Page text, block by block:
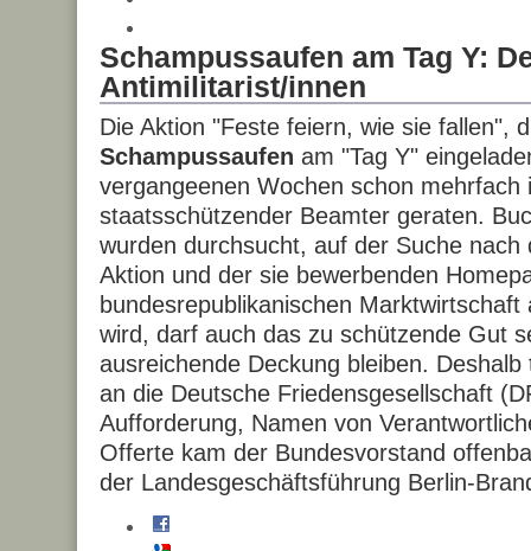
Schampussaufen am Tag Y:
Antimilitarist/innen
Die Aktion "Feste feiern, wie sie fallen",
Schampussaufen am "Tag Y"
vergangeenen Wochen schon mehrfach
staatsschützender Beamter geraten.
wurden durchsucht, auf der Suche nach
Aktion und der sie bewerbenden
bundesrepublikanischen
wird, darf auch das zu schützende Gut
ausreichende Deckung bleiben.
an die Deutsche Friedensgesellschaft
Aufforderung, Namen von
Offerte kam der Bundesvorstand
der Landesgeschäftsführung Berlin-